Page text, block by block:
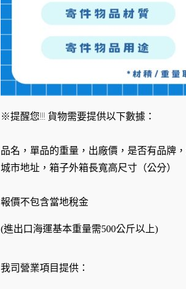
※提醒您!!! 貨物需要提供以下數據：
品名，單品的重量，出廠價，是否有品牌
城市地址，箱子外箱長寬高尺寸（公分）
報價不包含當地稅金
(進出口海運基本重量需500公斤以上)
我司營業項目提供：